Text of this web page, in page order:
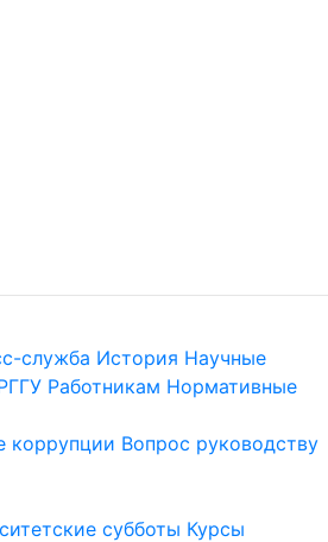
служба История Научные
Работникам Нормативные
коррупции Вопрос руководству
субботы Курсы